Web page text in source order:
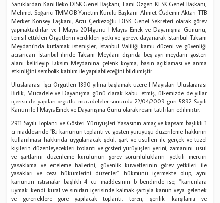
Sanıklardan Kani Beko DISK Genel Başkanı, Lami Özgen KESK Genel Başkanı,
Mehmet Soğancı TMMOB Yönetim Kurulu Başkanı, Ahmet Özdemir Aktan TTB
Merkez Konsey Başkanı, Arzu Çerkezoğlu DISK Genel Sekreteri olarak görev
yapmaktadırlar ve l Mayıs 2014günü l Mayıs Emek ve Dayanışma Gününü,
temsil ettikleri Örgütlerin verdikleri yetki ve göreve dayanarak İstanbul Taksim
Meydanı’nda kutlamak istemişler, İstanbul Valiliği kamu düzeni ve güvenliği
açısından İstanbul ilinde Taksim Meydanı dışında beş ayrı meydanı gösteri
alanı belirleyip Taksim Meydanına çelenk koyma, basın açıklaması ve anma
etkinliğini sembolik katılım ile yapılabileceğini bildirmiştir.
Uluslararası İşçi Örgütleri 1890 yılına başlamak üzere l Mayısları Uluslararası
Birlik, Mücadele ve Dayanışma günü olarak kabul etmiş, ülkemizde de yıllar
içerisinde yapılan örgütlü mücadeleler sonunda 22/04/2009 gün 5892 Sayılı
Kanun ile l Mayıs Emek ve Dayanışma Günü olarak resmi tatil ilan edilmiştir.
2911 Sayılı Toplantı ve Gösteri Yürüyüşleri Yasasının amaç ve kapsam başlıklı 1
ci maddesinde ''Bu kanunun toplantı ve gösteri yürüyüşü düzenleme hakkının
kullanılması hakkında uygulanacak şekil, şart ve usulleri ile gerçek ve tüzel
kişilerin düzenleyecekleri toplantı ve gösteri yürüyüşleri yerini, zamanını, usul
ve şartlarını düzenleme kurulunun görev sorumluluklarını yetkili merciin
yasaklama ve erteleme hallerini, güvenlik kuvvetlerinin görev yetkileri ile
yasakları ve ceza hükümlerini düzenler'' hükmünü içermekte olup; aynı
kanunun istisnalar başlıklı 4 cü maddesinin b bendinde ise; ''kanunlara
uymak, kendi kural ve sınırları içerisinde kalmak şartıyla kanun veya gelenek
ve göreneklere göre yapılacak toplantı, tören, şenlik, karşılama ve